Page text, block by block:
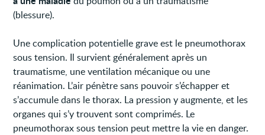
(blessure).
Une complication potentielle grave est le pneumothorax
sous tension. Il survient généralement après un
traumatisme, une ventilation mécanique ou une
réanimation. L’air pénètre sans pouvoir s’échapper et
s’accumule dans le thorax. La pression y augmente, et les
organes qui s’y trouvent sont comprimés. Le
pneumothorax sous tension peut mettre la vie en danger.